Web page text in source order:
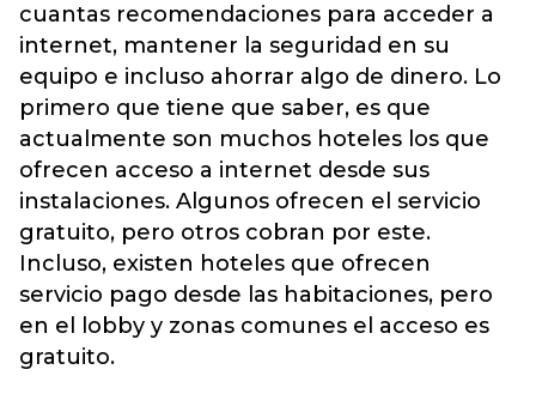
cuantas recomendaciones para acceder a
internet, mantener la seguridad en su
equipo e incluso ahorrar algo de dinero. Lo
primero que tiene que saber, es que
actualmente son muchos hoteles los que
ofrecen acceso a internet desde sus
instalaciones. Algunos ofrecen el servicio
gratuito, pero otros cobran por este.
Incluso, existen hoteles que ofrecen
servicio pago desde las habitaciones, pero
en el lobby y zonas comunes el acceso es
gratuito.